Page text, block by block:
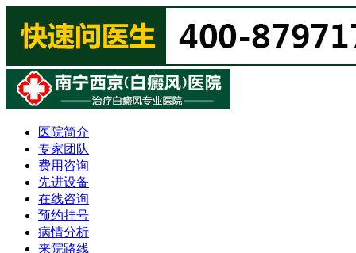
医院简介
专家团队
费用咨询
先进设备
在线咨询
预约挂号
病情分析
来院路线